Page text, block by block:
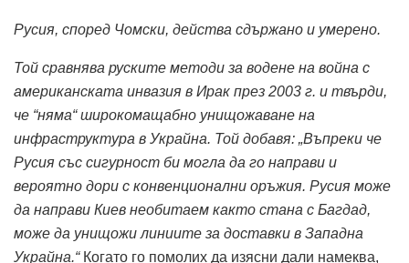
Русия, според Чомски, действа сдържано и умерено.
Той сравнява руските методи за водене на война с
американската инвазия в Ирак през 2003 г. и твърди,
че “няма“ широкомащабно унищожаване на
инфраструктура в Украйна. Той добавя: „Въпреки че
Русия със сигурност би могла да го направи и
вероятно дори с конвенционални оръжия. Русия може
да направи Киев необитаем както стана с Багдад,
може да унищожи линиите за доставки в Западна
Украйна.“Когато го помолих да изясни дали намеква,